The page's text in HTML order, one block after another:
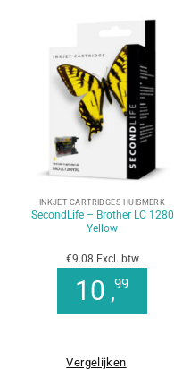
INKJET CARTRIDGES HUISMERK
SecondLife – Brother LC 1280
Yellow
€9.08 Excl. btw
10 ,99
Vergelijken